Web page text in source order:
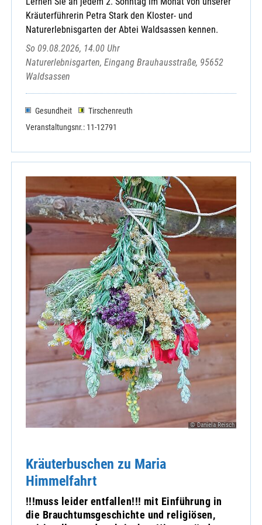
Kräuterführerin Petra Stark den Kloster- und
Naturerlebnisgarten der Abtei Waldsassen kennen.
So 09.08.2026, 14.00 Uhr
Naturerlebnisgarten, Eingang Brauhausstraße, 95652
Waldsassen
Gesundheit
Tirschenreuth
Veranstaltungsnr.: 11-12791
© Daniela Reisch
Kräuterbuschen zu Maria
Himmelfahrt
!!!muss leider entfallen!!! mit Einführung in
die Brauchtumsgeschichte und religiösen,